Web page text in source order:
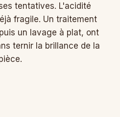
tentatives. L'acidité
fragile. Un traitement
un lavage à plat, ont
ternir la brillance de la